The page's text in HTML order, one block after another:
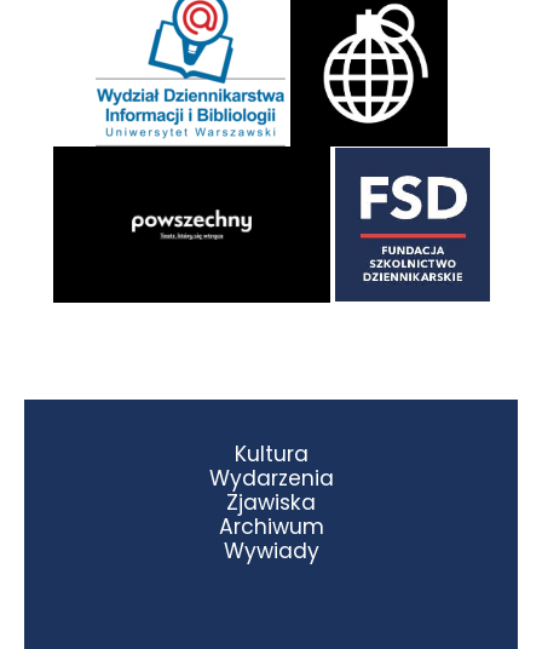
Kultura
Wydarzenia
Zjawiska
Archiwum
Wywiady